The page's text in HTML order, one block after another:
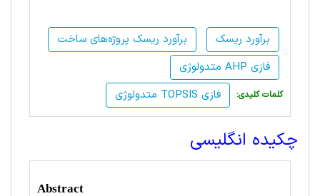
برآورد ریسک پروژه‌های ساخت
برآورد ریسک
متدولوژی‌ AHP فازی
متدولوژی‌ TOPSIS فازی
:کلمات کلیدی
چکیده انگلیسی
Abstract